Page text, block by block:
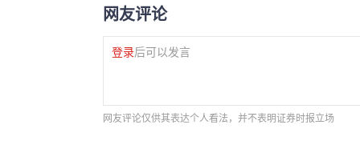
网友评论
登录后可以发言
网友评论仅供其表达个人看法，并不表明证券时报立场